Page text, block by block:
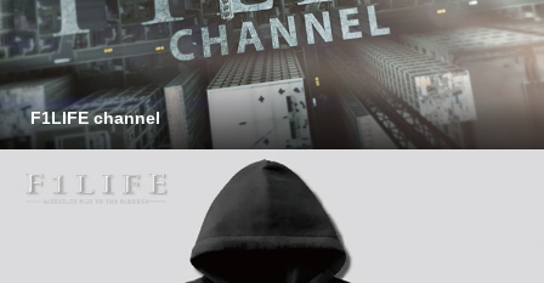
F1LIFE channel